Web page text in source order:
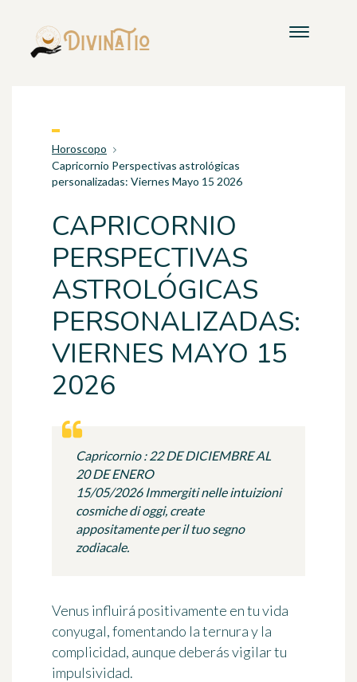
Horoscopo
Capricornio Perspectivas astrológicas
personalizadas: Viernes Mayo 15 2026
CAPRICORNIO
PERSPECTIVAS
ASTROLÓGICAS
PERSONALIZADAS:
VIERNES MAYO 15
2026
Capricornio : 22 DE DICIEMBRE AL
20 DE ENERO
15/05/2026 Immergiti nelle intuizioni
cosmiche di oggi, create
appositamente per il tuo segno
zodiacale.
Venus influirá positivamente en tu vida
conyugal, fomentando la ternura y la
complicidad, aunque deberás vigilar tu
impulsividad.